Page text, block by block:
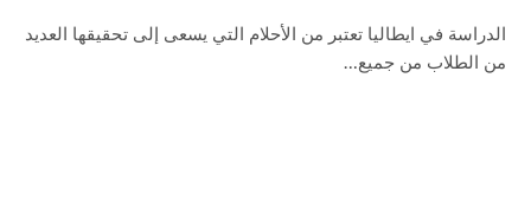
الدراسة في ايطاليا تعتبر من الأحلام التي يسعى إلى تحقيقها العديد
من الطلاب من جميع…